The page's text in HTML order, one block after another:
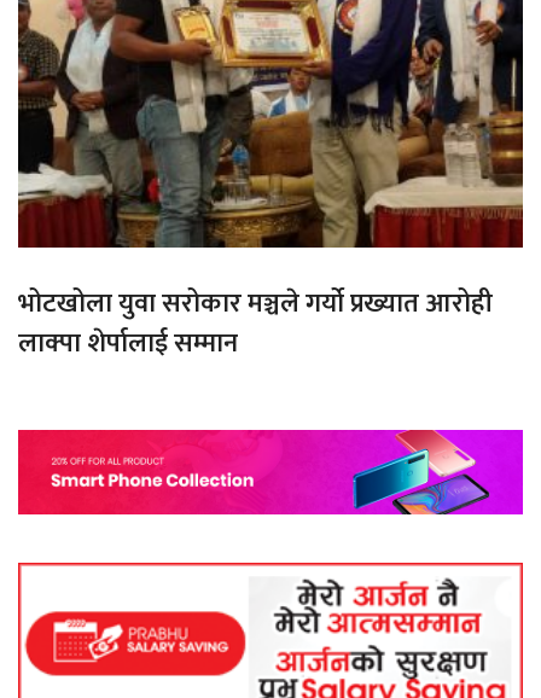
भोटखोला युवा सरोकार मञ्चले गर्यो प्रख्यात आरोही
लाक्पा शेर्पालाई सम्मान